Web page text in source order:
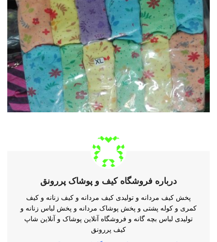
درباره فروشگاه کیف و پوشاک پررونق
پخش کیف مردانه و تولیدی کیف مردانه و کیف زنانه و کیف
کمری و کوله پشتی و پخش پوشاک مردانه و پخش لباس زنانه و
تولیدی لباس بچه گانه و فروشگاه آنلاین پوشاک و آنلاین شاپ
کیف پررونق